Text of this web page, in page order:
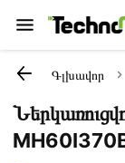
Գլխավոր